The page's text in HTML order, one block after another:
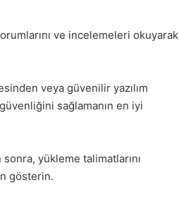
ve incelemeleri okuyarak
veya güvenilir yazılım
sağlamanın en iyi
yükleme talimatlarını
gösterin.